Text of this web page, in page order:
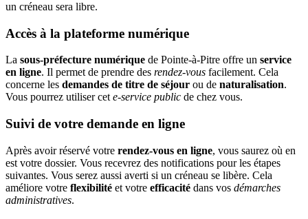
un créneau sera libre.
Accès à la plateforme numérique
La sous-préfecture numérique de Pointe-à-Pitre offre un service
en ligne. Il permet de prendre des rendez-vous facilement. Cela
concerne les demandes de titre de séjour ou de naturalisation.
Vous pourrez utiliser cete-service public de chez vous.
Suivi de votre demande en ligne
Après avoir réservé votre rendez-vous en ligne, vous saurez où en
est votre dossier. Vous recevrez des notifications pour les étapes
suivantes. Vous serez aussi averti si un créneau se libère. Cela
améliore votre flexibilité et votre efficacité dans vos démarches
administratives.